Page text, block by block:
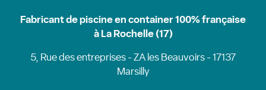
Fabricant de piscine en container 100% française
à La Rochelle (17)
5, Rue des entreprises - ZA les Beauvoirs - 17137
Marsilly